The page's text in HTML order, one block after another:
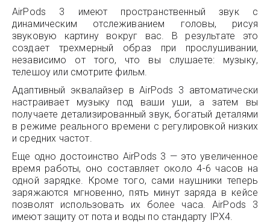
AirPods 3 имеют пространственный звук с
динамическим отслеживанием головы, рисуя
звуковую картину вокруг вас. В результате это
создает трехмерный образ при прослушивании,
независимо от того, что вы слушаете: музыку,
телешоу или смотрите фильм.
Адаптивный эквалайзер в AirPods 3 автоматически
настраивает музыку под ваши уши, а затем вы
получаете детализированный звук, богатый деталями
в режиме реального времени с регулировкой низких
и средних частот.
Еще одно достоинство AirPods 3 — это увеличенное
время работы, оно составляет около 4-6 часов на
одной зарядке. Кроме того, сами наушники теперь
заряжаются мгновенно, пять минут заряда в кейсе
позволят использовать их более часа. AirPods 3
имеют защиту от пота и воды по стандарту IPX4.